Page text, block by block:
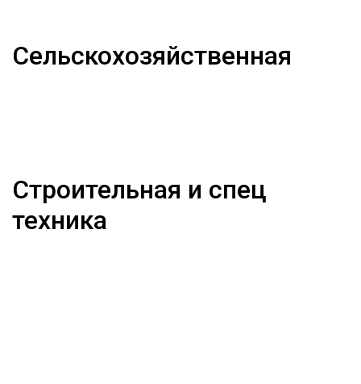
Сельскохозяйственная
Строительная и спец
техника